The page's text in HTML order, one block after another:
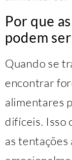
Por que
podem
Quando se
encontrar
alimentares
difíceis. Isso
as